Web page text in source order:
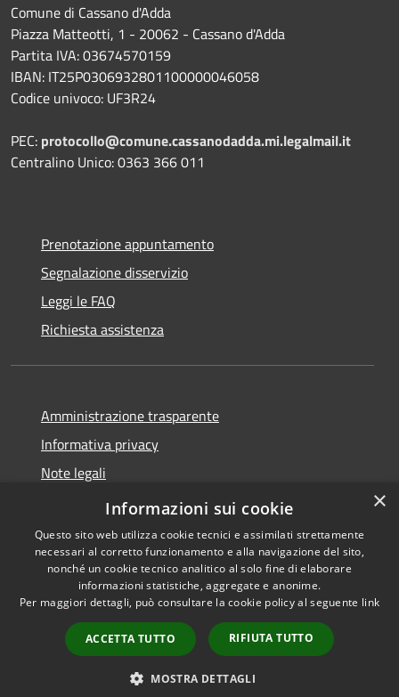
Comune di Cassano d'Adda
Piazza Matteotti, 1 - 20062 - Cassano d'Adda
Partita IVA: 03674570159
IBAN: IT25P0306932801100000046058
Codice univoco: UF3R24
PEC: protocollo@comune.cassanodadda.mi.legalmail.it
Centralino Unico: 0363 366 011
Prenotazione appuntamento
Segnalazione disservizio
Leggi le FAQ
Richiesta assistenza
Amministrazione trasparente
Informativa privacy
Note legali
Dichiarazione di accessibilità
Accessibilità
Copyright © 2026 • Comune di
Cassano d'Adda • Powered by
Municipium•
Accesso
redazione
×
Informazioni sui cookie
Questo sito web utilizza cookie tecnici e assimilati strettamente
necessari al corretto funzionamento e alla navigazione del sito,
nonché un cookie tecnico analitico al solo fine di elaborare
informazioni statistiche, aggregate e anonime.
Per maggiori dettagli, può consultare la cookie policy al seguente link
ACCETTA TUTTO RIFIUTA TUTTO
MOSTRA DETTAGLI